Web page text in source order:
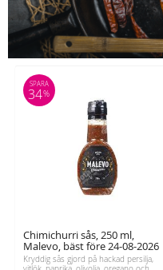
Chimichurri sås, 250 ml,
Malevo, bäst före 24-08-2026
Kryddig sås gjord på hackad persilja,
SPARA
34%